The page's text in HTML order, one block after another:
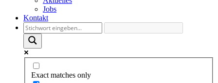
Jobs
Kontakt
Exact matches only